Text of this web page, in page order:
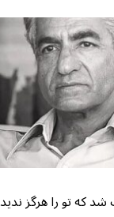
که تو را هرگز ندید